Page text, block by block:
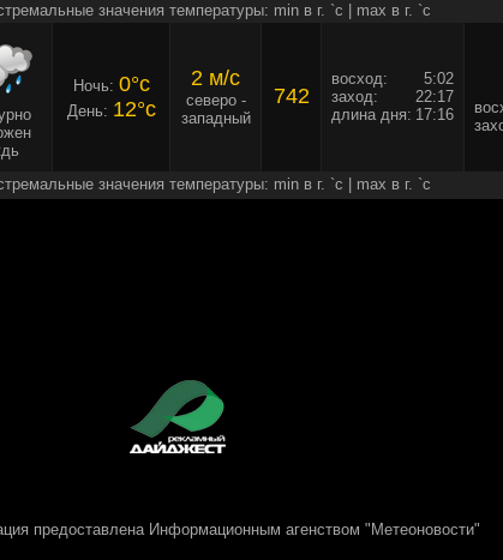
значения температуры: min в г. `c | max в г. `c
Ночь: 0°c
День: 12°c
2 м/c
северо -
западный
742
восход:
5:02
заход:
22:17
длина дня: 17:16
значения температуры: min в г. `c | max в г. `c
предоставлена Информационным агенством "Метеоновости"